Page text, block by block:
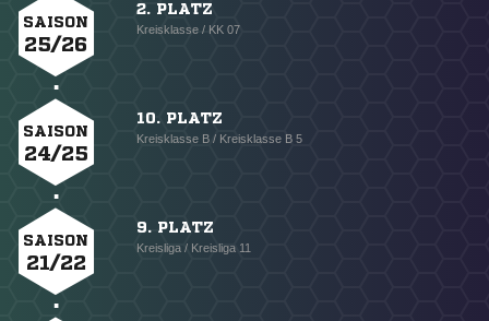
SAISON
25/26
2. PLATZ
Kreisklasse / KK 07
SAISON
24/25
10. PLATZ
Kreisklasse B / Kreisklasse B 5
SAISON
21/22
9. PLATZ
Kreisliga / Kreisliga 11